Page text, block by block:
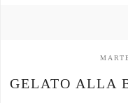
GELATO ALLA